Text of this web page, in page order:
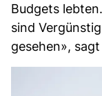
Budgets
sind
gesehen», sagt